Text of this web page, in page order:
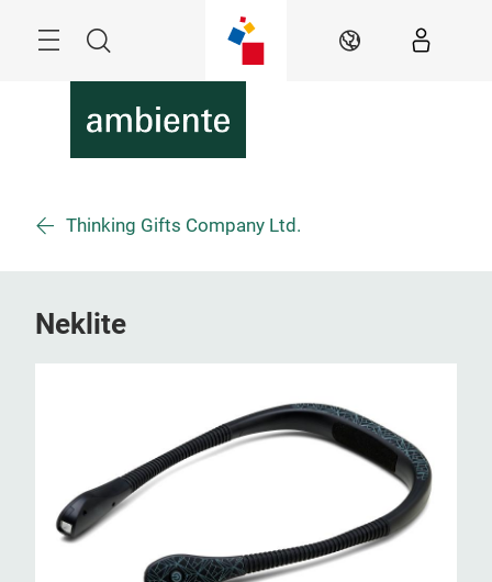
Suche DE
Thinking Gifts Company Ltd.
Neklite